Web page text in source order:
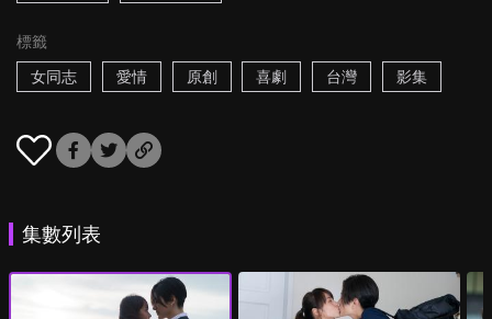
標籤
女同志
愛情 原創 喜劇 台灣 影集
集數列表